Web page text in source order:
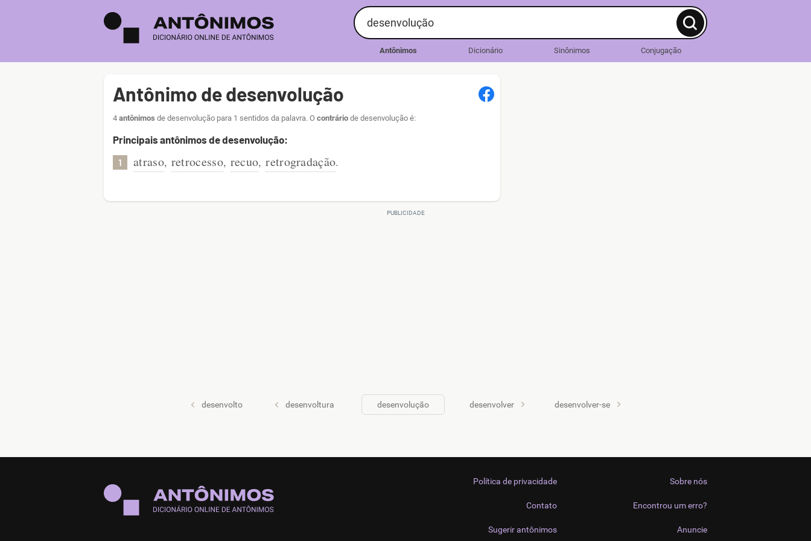
Antônimos Dicionário Sinônimos Conjugação
Antônimo de desenvolução
4 antônimos de desenvolução para 1 sentidos da palavra. O contrário de desenvolução é:
Principais antônimos de desenvolução:
1 atraso, retrocesso, recuo, retrogradação.
desenvolto desenvoltura desenvolução desenvolver desenvolver-se
Sobre nós
Encontrou um erro?
Anuncie
Política de privacidade
Contato
Sugerir antônimos